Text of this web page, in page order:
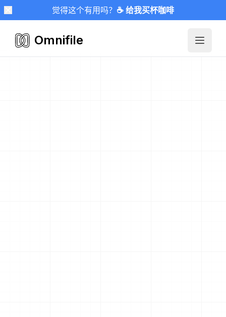
觉得这个有用吗？ ☕ 给我买杯咖啡
Omnifile